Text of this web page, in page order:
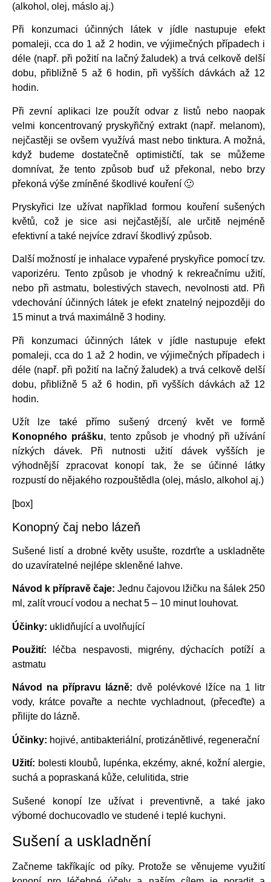
(alkohol, olej, máslo aj.)
Při konzumaci účinných látek v jídle nastupuje efekt
pomaleji, cca do 1 až 2 hodin, ve výjimečných případech i
déle (např. při požití na lačný žaludek) a trvá celkově delší
dobu, přibližně 5 až 6 hodin, při vyšších dávkách až 12
hodin.
Při zevní aplikaci lze použít odvar z listů nebo naopak
velmi koncentrovaný pryskyřičný extrakt (např. melanom),
nejčastěji se ovšem využívá mast nebo tinktura. A možná,
když budeme dostatečně optimističtí, tak se můžeme
domnívat, že tento způsob buď už překonal, nebo brzy
překoná výše zmíněné škodlivé kouření 🙂
Pryskyřici lze užívat například formou kouření sušených
květů, což je sice asi nejčastější, ale určitě nejméně
efektivní a také nejvíce zdraví škodlivý způsob.
Další možností je inhalace vypařené pryskyřice pomocí tzv.
vaporizéru. Tento způsob je vhodný k rekreačnímu užití,
nebo při astmatu, bolestivých stavech, nevolnosti atd. Při
vdechování účinných látek je efekt znatelný nejpozději do
15 minut a trvá maximálně 3 hodiny.
Při konzumaci účinných látek v jídle nastupuje efekt
pomaleji, cca do 1 až 2 hodin, ve výjimečných případech i
déle (např. při požití na lačný žaludek) a trvá celkově delší
dobu, přibližně 5 až 6 hodin, při vyšších dávkách až 12
hodin.
Užít lze také přímo sušený drcený květ ve formě
Konopného prášku, tento způsob je vhodný při užívání
nízkých dávek. Při nutnosti užití dávek vyšších je
výhodnější zpracovat konopí tak, že se účinné látky
rozpustí do nějakého rozpouštědla (olej, máslo, alkohol aj.)
[box]
Konopný čaj nebo lázeň
Sušené listí a drobné květy usušte, rozdrťte a uskladněte
do uzavíratelné nejlépe skleněné lahve.
Návod k přípravě čaje: Jednu čajovou lžičku na šálek 250
ml, zalít vroucí vodou a nechat 5 – 10 minut louhovat.
Účinky: uklidňující a uvolňující
Použití: léčba nespavosti, migrény, dýchacích potíží a
astmatu
Návod na přípravu lázně: dvě polévkové lžíce na 1 litr
vody, krátce povařte a nechte vychladnout, (přeceďte) a
přilijte do lázně.
Účinky: hojivé, antibakteriální, protizánětlivé, regenerační
Užití: bolesti kloubů, lupénka, ekzémy, akné, kožní alergie,
suchá a popraskaná kůže, celulitida, strie
Sušené konopí lze užívat i preventivně, a také jako
výborné dochucovadlo ve studené i teplé kuchyni.
Sušení a uskladnění
Začneme takříkajíc od píky. Protože se věnujeme využití